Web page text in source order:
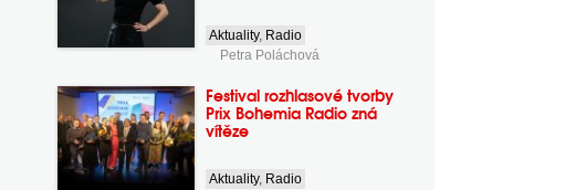
Aktuality, Radio
Petra Poláchová
Festival rozhlasové tvorby
Prix Bohemia Radio zná
vítěze
Aktuality, Radio